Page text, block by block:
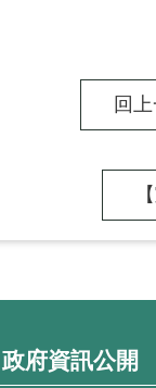
回
政府資訊公開